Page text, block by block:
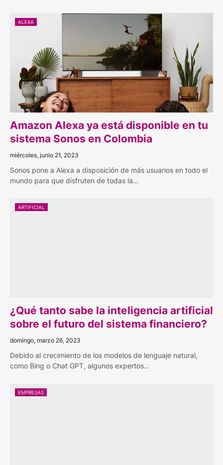
ALEXA
Amazon Alexa ya está disponible en tu
sistema Sonos en Colombia
miércoles, junio 21, 2023
Sonos pone a Alexa a disposición de más usuarios en todo el
mundo para que disfruten de todas la…
ARTIFICIAL
¿Qué tanto sabe la inteligencia artificial
sobre el futuro del sistema financiero?
domingo, marzo 26, 2023
Debido al crecimiento de los modelos de lenguaje natural,
como Bing o Chat GPT, algunos expertos…
EMPRESAS